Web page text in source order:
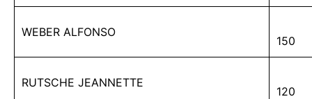
WEBER ALFONSO
150
RUTSCHE JEANNETTE
120